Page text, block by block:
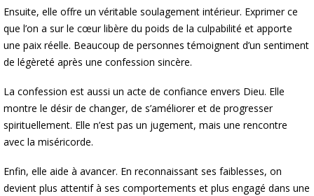
Ensuite, elle offre un véritable soulagement intérieur. Exprimer ce
que l’on a sur le cœur libère du poids de la culpabilité et apporte
une paix réelle. Beaucoup de personnes témoignent d’un sentiment
de légèreté après une confession sincère.
La confession est aussi un acte de confiance envers Dieu. Elle
montre le désir de changer, de s’améliorer et de progresser
spirituellement. Elle n’est pas un jugement, mais une rencontre
avec la miséricorde.
Enfin, elle aide à avancer. En reconnaissant ses faiblesses, on
devient plus attentif à ses comportements et plus engagé dans une